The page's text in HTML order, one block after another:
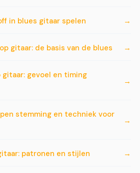
in blues gitaar spelen
gitaar: de basis van de blues
gitaar: gevoel en timing
stemming en techniek voor
patronen en stijlen